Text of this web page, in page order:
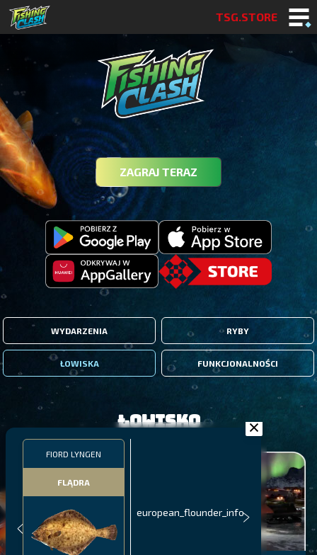
TSG.STORE
ZAGRAJ TERAZ
WYDARZENIA RYBY
ŁOWISKA FUNKCJONALNOŚCI
FIORD LYNGEN
FLĄDRA
european_flounder_info
Łowisko